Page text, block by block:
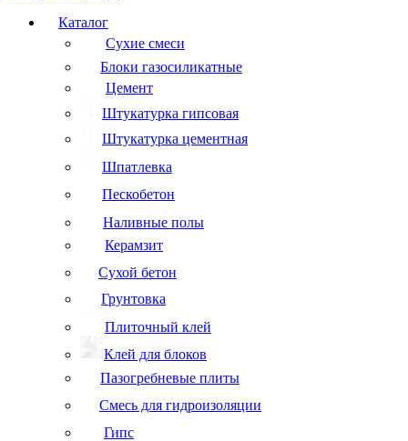
Каталог
Сухие смеси
Блоки газосиликатные
Цемент
Штукатурка гипсовая
Штукатурка цементная
Шпатлевка
Пескобетон
Наливные полы
Керамзит
Сухой бетон
Грунтовка
Плиточный клей
Клей для блоков
Пазогребневые плиты
Смесь для гидроизоляции
Гипс